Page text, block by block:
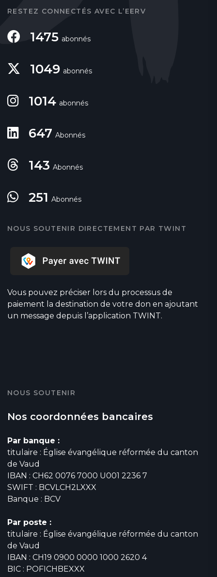
RESTEZ CONNECTÉS AVEC L’EERV
1475 abonnés
1049 abonnés
1014 abonnés
647 Abonnés
143 Abonnés
251 Abonnés
NOUS SOUTENIR DIRECTEMENT PAR TWINT
Vous pouvez préciser lors du processus de
paiement la destination de votre don en ajoutant
un message depuis l’application TWINT.
NOUS SOUTENIR
Nos coordonnées bancaires
Par banque :
titulaire : Église évangélique réformée du canton
de Vaud
IBAN : CH62 0076 7000 U001 2236 7
SWIFT : BCVLCH2LXXX
Banque : BCV
Par poste :
titulaire : Église évangélique réformée du canton
de Vaud
IBAN : CH19 0900 0000 1000 2620 4
BIC : POFICHBEXXX